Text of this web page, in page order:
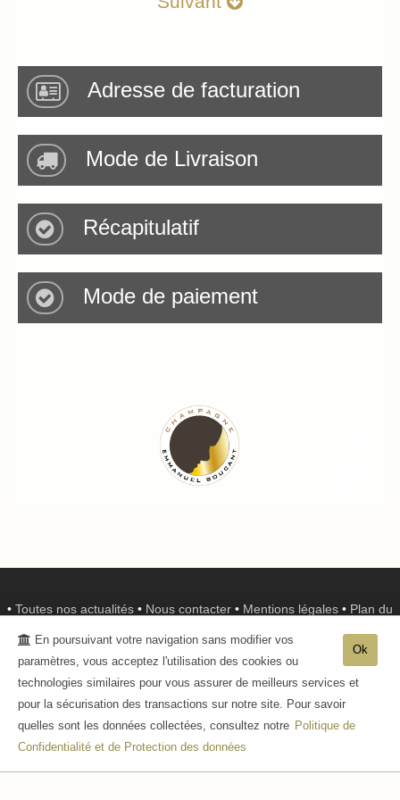
6 6
Total
QuantitéAdresse de facturation
Mode de Livraison
Récapitulatif
Mode de paiement
• Toutes nos actualités • Nous contacter • Mentions légales • Plan du
Champagne BOUCANT Emmanuel- 10, route de
Crogis02400BONNEIL
Tél. 06 78 14 31 18- RCS : 449 675 370
Ok
En poursuivant votre navigation sans modifier vos
paramètres, vous acceptez l'utilisation des cookies ou
technologies similaires pour vous assurer de meilleurs services et
pour la sécurisation des transactions sur notre site. Pour savoir
quelles sont les données collectées, consultez notre Politique de
Confidentialité et de Protection des données